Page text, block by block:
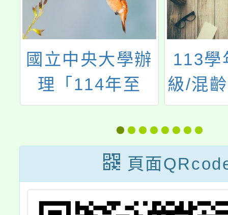
113學年度跨年
級/混齡教學計畫
公開觀議課暨課
例研討會
臺師
年「
教學
能
頁面